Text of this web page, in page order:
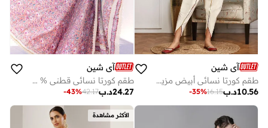
آي شين
طقم كورتا نسائي أبيض مزين قطن % طويل مستقيم كاجوال
د.ب10.56
16.15
-35%
آي شين
طقم كورتا نسائي قطني % متعدد الألوان مزين بياقة مستقيمة بطول كامل
د.ب24.27
42.17
-43%
الأكثر مشاهدة